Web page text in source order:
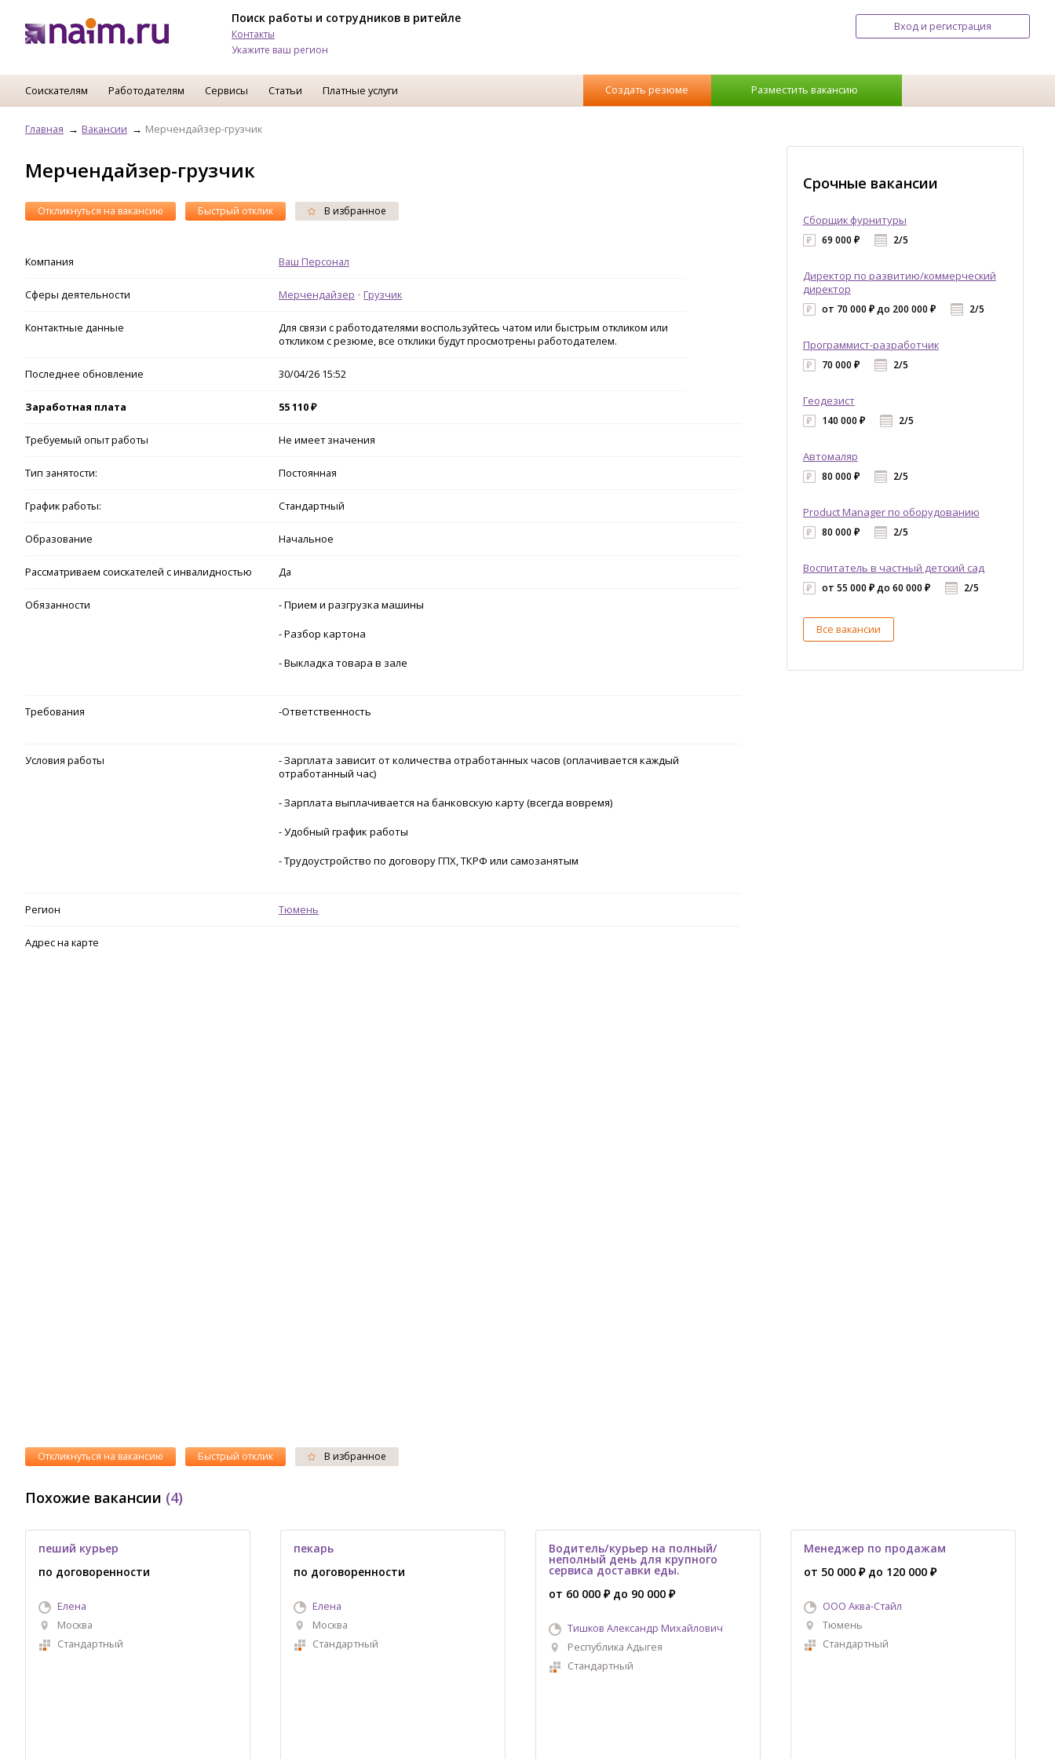
Поиск работы и сотрудников в ритейле
Контакты
Укажите ваш регион
Вход и регистрация
Соискателям Работодателям Сервисы Статьи Платные услуги Создать резюме Разместить вакансию
Главная Вакансии Мерчендайзер-грузчик
Мерчендайзер-грузчик
Откликнуться на вакансию Быстрый отклик В избранное
Компания Ваш Персонал
Сферы деятельности Мерчендайзер Грузчик
Контактные данные
Для связи с работодателями воспользуйтесь чатом или быстрым откликом или
откликом с резюме, все отклики будут просмотрены работодателем.
Последнее обновление 30/04/26 15:52
Заработная плата 55 110 ₽
Требуемый опыт работы Не имеет значения
Тип занятости: Постоянная
График работы: Стандартный
Образование Начальное
Рассматриваем соискателей с инвалидностью Да
Обязанности - Прием и разгрузка машины
- Разбор картона
- Выкладка товара в зале
Требования -Ответственность
Условия работы
- Зарплата зависит от количества отработанных часов (оплачивается каждый
отработанный час)
- Зарплата выплачивается на банковскую карту (всегда вовремя)
- Удобный график работы
- Трудоустройство по договору ГПХ, ТКРФ или самозанятым
Регион Тюмень
Адрес на карте
Откликнуться на вакансию Быстрый отклик В избранное
Срочные вакансии
Сборщик фурнитуры
69 000 ₽ 2/5
Директор по развитию/коммерческий
директор
от 70 000 ₽ до 200 000 ₽ 2/5
Программист-разработчик
70 000 ₽ 2/5
Геодезист
140 000 ₽ 2/5
Автомаляр
80 000 ₽ 2/5
Product Manager по оборудованию
80 000 ₽ 2/5
Воспитатель в частный детский сад
от 55 000 ₽ до 60 000 ₽ 2/5
Все вакансии
Похожие вакансии (4)
пеший курьер
по договоренности
Елена
Москва
Стандартный
пекарь
по договоренности
Елена
Москва
Стандартный
Водитель/курьер на полный/
неполный день для крупного
сервиса доставки еды.
от 60 000 ₽ до 90 000 ₽
Тишков Александр Михайлович
Республика Адыгея
Стандартный
Менеджер по продажам
от 50 000 ₽ до 120 000 ₽
ООО Аква-Стайл
Тюмень
Стандартный